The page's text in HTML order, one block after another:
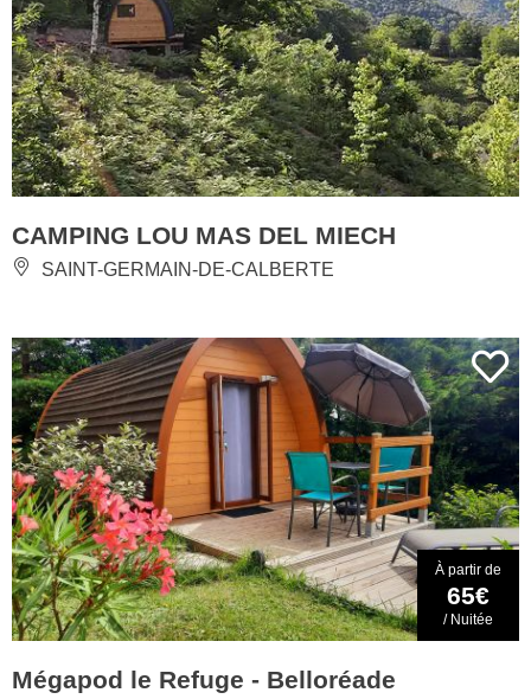
CAMPING LOU MAS DEL MIECH
SAINT-GERMAIN-DE-CALBERTE
À partir de
65€
/ Nuitée
Mégapod le Refuge - Belloréade